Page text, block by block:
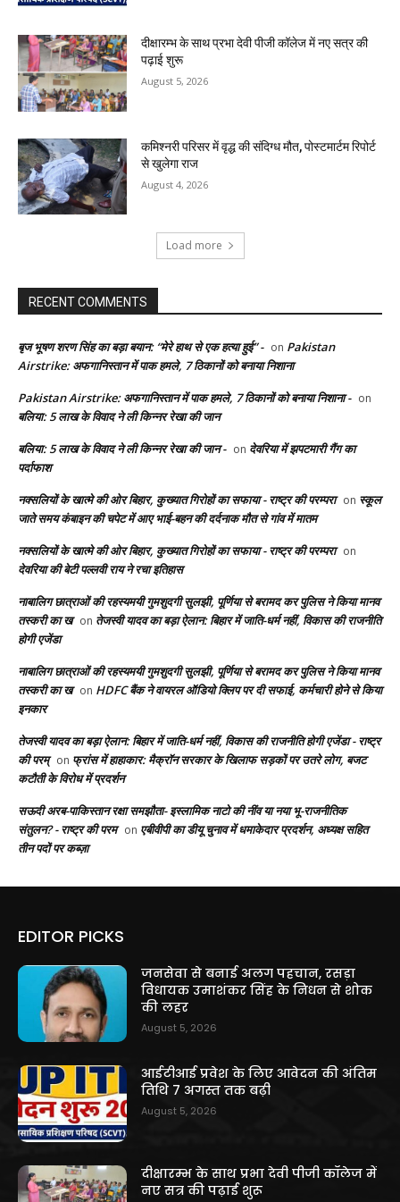
दीक्षारम्भ के साथ प्रभा देवी पीजी कॉलेज में नए सत्र की
पढ़ाई शुरू
August 5, 2026
कमिश्नरी परिसर में वृद्ध की संदिग्ध मौत, पोस्टमार्टम रिपोर्ट
से खुलेगा राज
August 4, 2026
Load more
RECENT COMMENTS
बृज भूषण शरण सिंह का बड़ा बयान: “मेरे हाथ से एक हत्या हुई” - on Pakistan
Airstrike: अफगानिस्तान में पाक हमले, 7 ठिकानों को बनाया निशाना
Pakistan Airstrike: अफगानिस्तान में पाक हमले, 7 ठिकानों को बनाया निशाना - on
बलिया: 5 लाख के विवाद ने ली किन्नर रेखा की जान
बलिया: 5 लाख के विवाद ने ली किन्नर रेखा की जान - on देवरिया में झपटमारी गैंग का
पर्दाफाश
नक्सलियों के खात्मे की ओर बिहार, कुख्यात गिरोहों का सफाया - राष्ट्र की परम्परा on स्कूल
जाते समय कंबाइन की चपेट में आए भाई-बहन की दर्दनाक मौत से गांव में मातम
नक्सलियों के खात्मे की ओर बिहार, कुख्यात गिरोहों का सफाया - राष्ट्र की परम्परा on
देवरिया की बेटी पल्लवी राय ने रचा इतिहास
नाबालिग छात्राओं की रहस्यमयी गुमशुदगी सुलझी, पूर्णिया से बरामद कर पुलिस ने किया मानव
तस्करी का ख on तेजस्वी यादव का बड़ा ऐलान: बिहार में जाति-धर्म नहीं, विकास की राजनीति
होगी एजेंडा
नाबालिग छात्राओं की रहस्यमयी गुमशुदगी सुलझी, पूर्णिया से बरामद कर पुलिस ने किया मानव
तस्करी का ख on HDFC बैंक ने वायरल ऑडियो क्लिप पर दी सफाई, कर्मचारी होने से किया
इनकार
तेजस्वी यादव का बड़ा ऐलान: बिहार में जाति-धर्म नहीं, विकास की राजनीति होगी एजेंडा - राष्ट्र
की परम् on फ्रांस में हाहाकार: मैक्रॉन सरकार के खिलाफ सड़कों पर उतरे लोग, बजट
कटौती के विरोध में प्रदर्शन
सऊदी अरब-पाकिस्तान रक्षा समझौता- इस्लामिक नाटो की नींव या नया भू-राजनीतिक
संतुलन? - राष्ट्र की परम on एबीवीपी का डीयू चुनाव में धमाकेदार प्रदर्शन, अध्यक्ष सहित
तीन पदों पर कब्ज़ा
EDITOR PICKS
जनसेवा से बनाई अलग पहचान, रसड़ा
विधायक उमाशंकर सिंह के निधन से शोक
की लहर
August 5, 2026
आईटीआई प्रवेश के लिए आवेदन की अंतिम
तिथि 7 अगस्त तक बढ़ी
August 5, 2026
दीक्षारम्भ के साथ प्रभा देवी पीजी कॉलेज में
नए सत्र की पढ़ाई शुरू